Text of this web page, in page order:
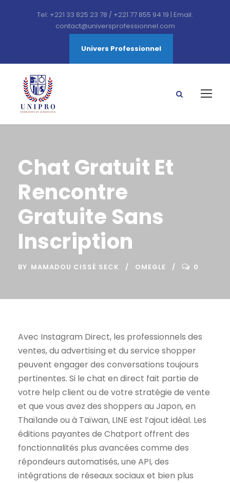
Tel: +221 33 825 23 78 / +221 77 855 94 19 | Email:
contact@universprofessionnel.com
Univers Professionnel
Chat Gratuit Et
Rencontre
Gratuite Sans
Inscription
BY MAMADOU CISSÉ SECK OMEGLE 0
Avec Instagram Direct, les professionnels des
ventes, du advertising et du service shopper
peuvent engager des conversations toujours
pertinentes. Si le chat en direct fait partie de
votre help client ou de votre stratégie de vente
et que vous avez des shoppers au Japon, en
Thaïlande ou à Taïwan, LINE est l’ajout idéal. Les
éditions payantes de Chatport offrent des
fonctionnalités plus avancées comme des
répondeurs automatisés, une API, des
intégrations de réseaux sociaux et bien plus